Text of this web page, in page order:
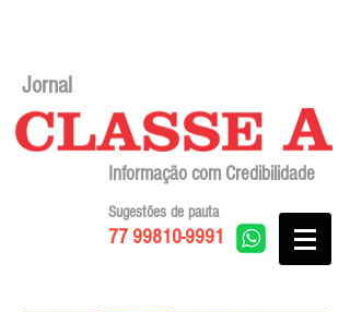
Jornal
Informação com Credibilidade
77 99810-9991
Sugestões de pauta